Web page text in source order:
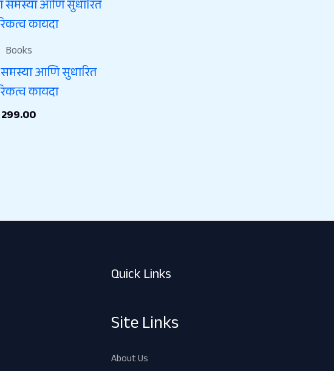
Books
समस्या आणि सुधारित
कायदा
299.00
Quick Links
Site Links
About Us